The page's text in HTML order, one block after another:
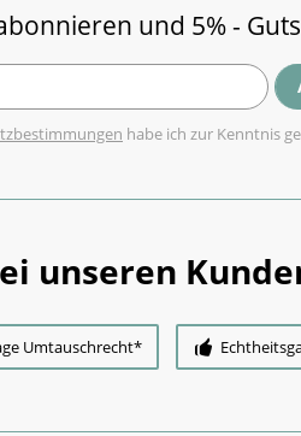
und 5% -
habe ich zur Kenntnis
unseren
Umtauschrecht*